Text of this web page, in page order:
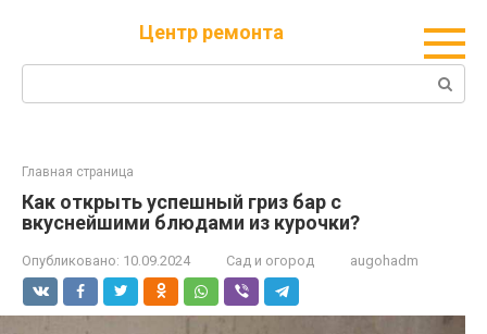
Центр ремонта
Поиск:
Главная страница
Как открыть успешный гриз бар с
вкуснейшими блюдами из курочки?
Опубликовано: 10.09.2024 Сад и огород augohadm